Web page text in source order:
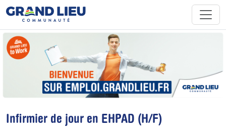
Infirmier de jour en EHPAD (H/F)